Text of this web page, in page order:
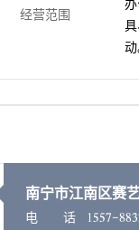
经营范围
南宁市江南区赛
电 话